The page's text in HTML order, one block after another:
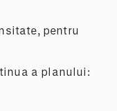
pentru
a planului: